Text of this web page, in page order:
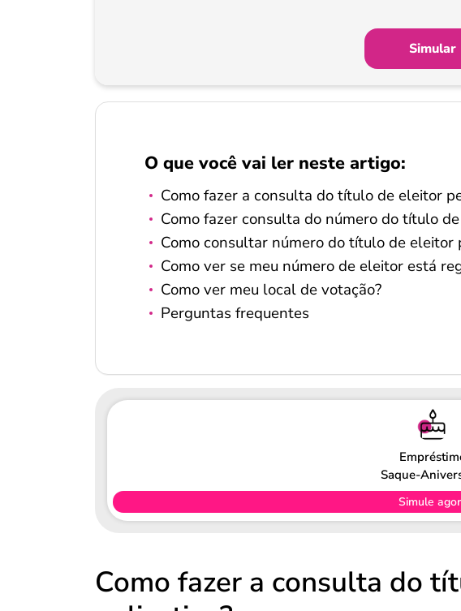
Simular
O que você vai ler neste artigo:
Como fazer a consulta do título de eleitor
Como fazer consulta do número do título
Como consultar número do título de eleitor
Como ver se meu número de eleitor está
Como ver meu local de votação?
Perguntas frequentes
Saque-
Simule
Como fazer a consulta do